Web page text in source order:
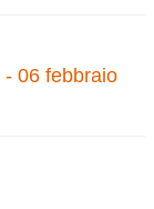
06 febbraio